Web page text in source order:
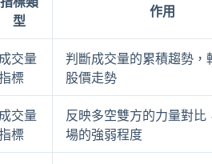
型
作用
成交量
標
判斷成交量的累積趨勢，
股價走勢
成交量
標
反映多空雙方的力量對比
場的強弱程度